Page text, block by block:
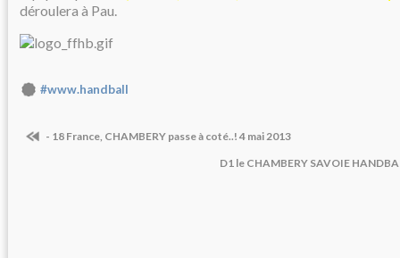
déroulera à Pau.
#www.handball
- 18 France, CHAMBERY passe à coté..! 4 mai 2013
D1 le CHAMBERY SAVOIE